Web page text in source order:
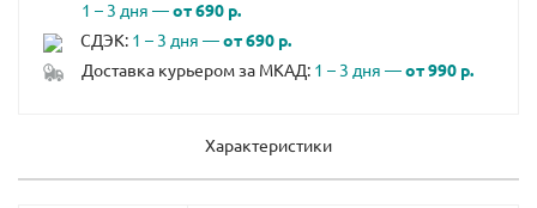
1 – 3 дня —от 690 р.
СДЭК: 1 – 3 дня —от 690 р.
Доставка курьером за МКАД: 1 – 3 дня —от 990 р.
Характеристики